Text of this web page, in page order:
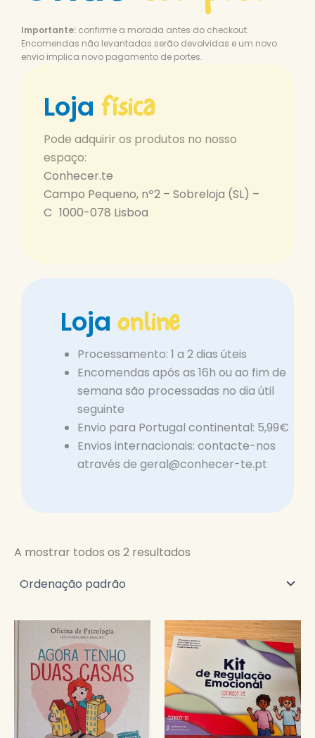
Importante: confirme a morada antes do checkout.
Encomendas não levantadas serão devolvidas e um novo
envio implica novo pagamento de portes.
Loja física
Pode adquirir os produtos no nosso
espaço:
Conhecer.te
Campo Pequeno, nº2 – Sobreloja (SL) –
C 1000-078 Lisboa
Loja online
Processamento: 1 a 2 dias úteis
Encomendas após as 16h ou ao fim de
semana são processadas no dia útil
seguinte
Envio para Portugal continental: 5,99€
Envios internacionais: contacte-nos
através de geral@conhecer-te.pt
A mostrar todos os 2 resultados